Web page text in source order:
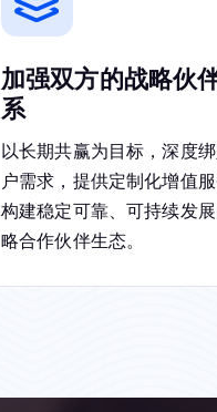
加强双方的战略伙
系
以长期共赢为目标，深度
户需求，提供定制化增值服
构建稳定可靠、可持续发
略合作伙伴生态。